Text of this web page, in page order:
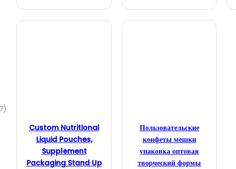
Custom Nutritional
Liquid Pouches,
Supplement
Packaging Stand Up
Пользовательские
конфеты мешки
упаковка оптовая
творческий формы